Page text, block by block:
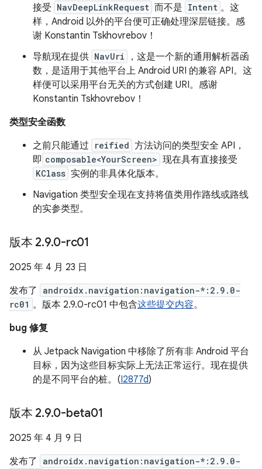
接受 NavDeepLinkRequest 而不是 Intent 。这
样，Android 以外的平台便可正确处理深层链接。感
谢 Konstantin Tskhovrebov！
导航现在提供 NavUri
，这是一个新的通用解析器函
数，是适用于其他平台上 Android URI 的兼容 API。这
样便可以采用平台无关的方式创建 URI。感谢
Konstantin Tskhovrebov！
类型安全函数
之前只能通过
reified 方法访问的类型安全 API，
即 composable<YourScreen> 现在具有直接接受
KClass 实例的非具体化版本。
Navigation 类型安全现在支持将值类用作路线或路线
的实参类型。
版本 2.9.0-rc01
2025 年 4 月 23 日
发布了
androidx.navigation:navigation-*:2.9.0-
rc01 。版本 2.9.0-rc01 中包含这些提交内容。
bug 修复
从 Jetpack Navigation 中移除了所有非 Android 平台
目标，因为这些目标实际上无法正常运行。现在提供
的是不同平台的桩。(I2877d)
版本 2.9.0-beta01
2025 年 4 月 9 日
发布了
androidx.navigation:navigation-*:2.9.0-